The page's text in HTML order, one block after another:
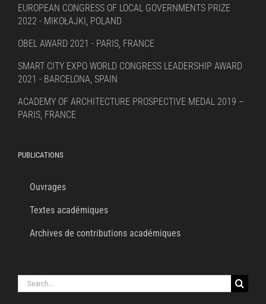
EUROPEAN CONGRESS OF LOCAL GOVERNMENTS PRIZE
2022 - MIKOŁAJKI, POLAND
OBEL AWARD 2021 - PARIS, FRANCE
SMART CITY EXPO WORLD CONGRESS LEADERSHIP AWARD
2021 - BARCELONA, SPAIN
ACADEMY OF ARCHITECTURE PROSPECTIVE MEDAL 2019 –
PARIS, FRANCE
PUBLICATIONS
Ouvrages
Textes académiques
Archives de contributions académiques
Search
for: